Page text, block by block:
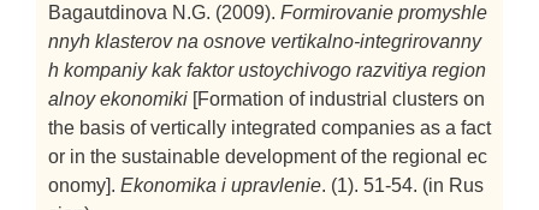
Bagautdinova N.G. (2009). Formirovanie promyshle
nnyh klasterov na osnove vertikalno-integrirovanny
h kompaniy kak faktor ustoychivogo razvitiya region
alnoy ekonomiki [Formation of industrial clusters on
the basis of vertically integrated companies as a fact
or in the sustainable development of the regional ec
onomy]. Ekonomika i upravlenie. (1). 51-54. (in Rus